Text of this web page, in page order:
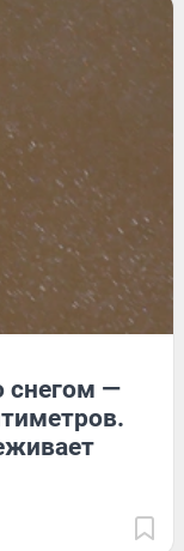
снегом —